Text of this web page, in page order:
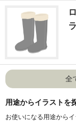
全
用途からイラストを
お使いになる用途から